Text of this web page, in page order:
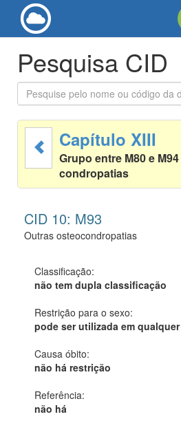
Pesquisa CID
Capítulo XIII
Grupo entre M80 e
condropatias
CID 10: M93
Outras osteocondropatias
Classificação:
não tem dupla classificação
Restrição para o sexo:
pode ser utilizada em
Causa óbito:
não há restrição
Referência:
não há